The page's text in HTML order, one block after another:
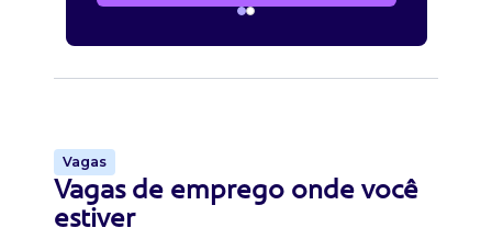
Vagas
Vagas de emprego onde você
estiver